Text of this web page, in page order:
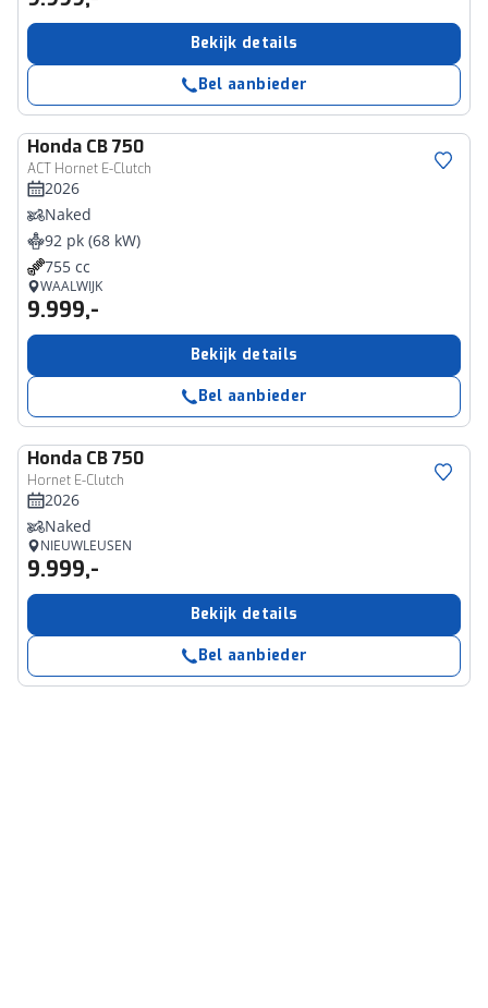
Bekijk details
Bel aanbieder
Honda CB 750
ACT Hornet E-Clutch
2026
Naked
92 pk (68 kW)
755 cc
WAALWIJK
9.999,-
Bekijk details
Bel aanbieder
Honda CB 750
Hornet E-Clutch
2026
Naked
NIEUWLEUSEN
9.999,-
Bekijk details
Bel aanbieder